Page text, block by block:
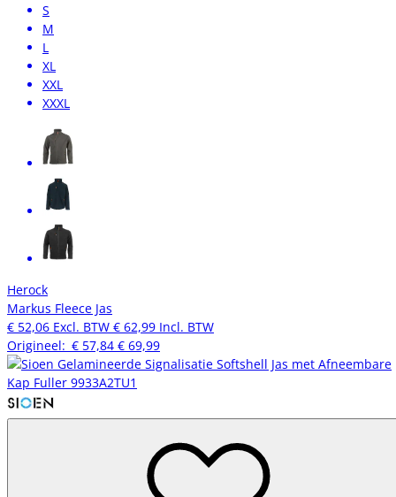
S
M
L
XL
XXL
XXXL
Herock
Markus Fleece Jas
€ 52,06 Excl. BTW € 62,99 Incl. BTW
Origineel: € 57,84 € 69,99